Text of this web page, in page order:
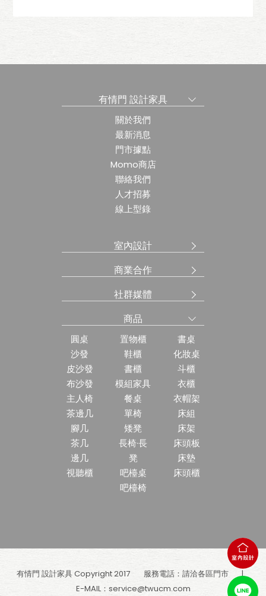
有情門 設計家具
關於我們
最新消息
門市據點
Momo商店
聯絡我們
人才招募
線上型錄
室內設計
商業合作
社群媒體
商品
圓桌
沙發
皮沙發
布沙發
主人椅
茶邊几
腳几
茶几
邊几
視聽櫃
置物櫃
鞋櫃
書櫃
模組家具
餐桌
單椅
矮凳
長椅·長
凳
吧檯桌
吧檯椅
書桌
化妝桌
斗櫃
衣櫃
衣帽架
床組
床架
床頭板
床墊
床頭櫃
有情門 設計家具 Copyright 2017
服務電話：請洽各區門市
E-MAIL： service@twucm.com